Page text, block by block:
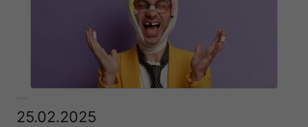
25.02.2025